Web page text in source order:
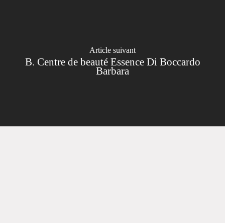
Article suivant
B. Centre de beauté Essence Di Boccardo
Barbara